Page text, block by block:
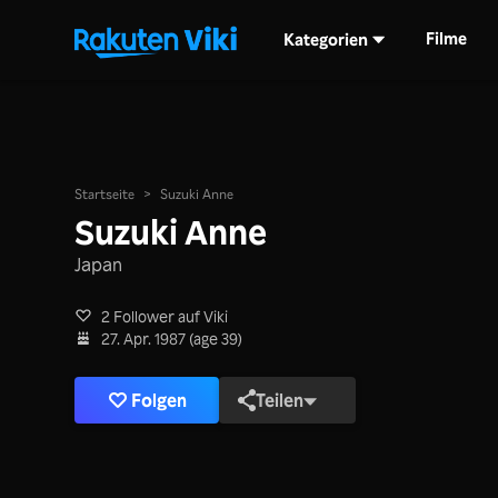
Kategorien Filme
Startseite > Suzuki Anne
Suzuki Anne
Japan
2 Follower auf Viki
27. Apr. 1987 (age 39)
Folgen Teilen